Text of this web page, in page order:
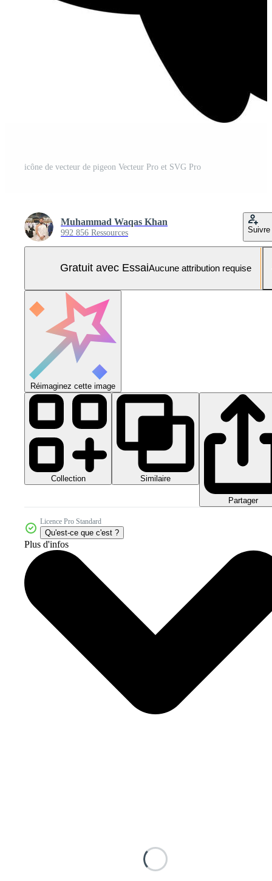
icône de vecteur de pigeon Vecteur Pro et SVG Pro
Muhammad Waqas Khan
992 856 Ressources Suivre
Gratuit avec EssaiAucune attribution requise
Réimaginez cette image
Collection Similaire
Partager
Licence Pro Standard
Qu'est-ce que c'est ?
Plus d'infos